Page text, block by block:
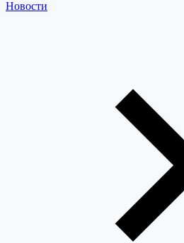
Новости